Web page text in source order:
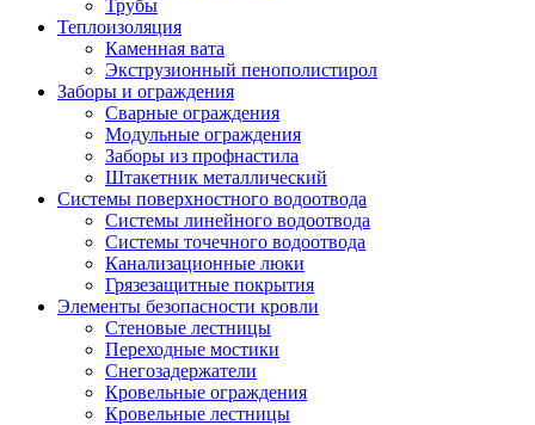
Трубы
Теплоизоляция
Каменная вата
Экструзионный пенополистирол
Заборы и ограждения
Сварные ограждения
Модульные ограждения
Заборы из профнастила
Штакетник металлический
Системы поверхностного водоотвода
Системы линейного водоотвода
Системы точечного водоотвода
Канализационные люки
Грязезащитные покрытия
Элементы безопасности кровли
Стеновые лестницы
Переходные мостики
Снегозадержатели
Кровельные ограждения
Кровельные лестницы